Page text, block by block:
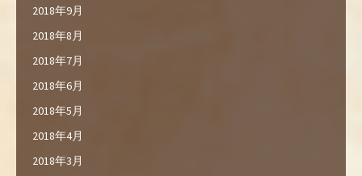
2018年9月
2018年8月
2018年7月
2018年6月
2018年5月
2018年4月
2018年3月